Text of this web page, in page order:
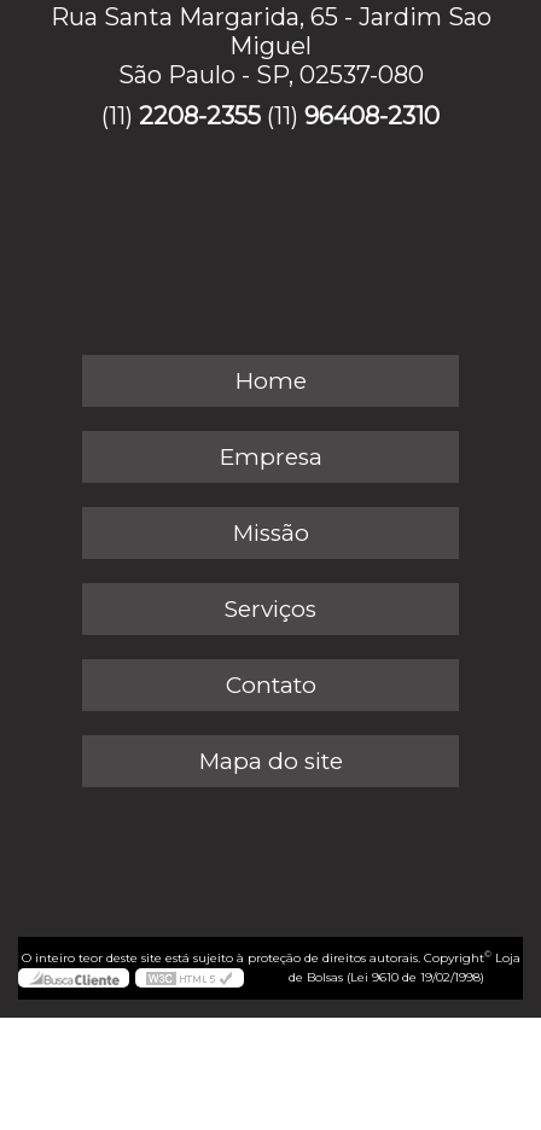
Rua Santa Margarida, 65 - Jardim Sao
Miguel
São Paulo - SP, 02537-080
(11) 2208-2355 (11) 96408-2310
Home
Empresa
Missão
Serviços
Contato
Mapa do site
O inteiro teor deste site está sujeito à proteção de direitos autorais. Copyright©Loja
de Bolsas (Lei 9610 de 19/02/1998)